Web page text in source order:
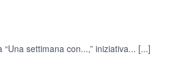
settimana con...,” iniziativa... [...]